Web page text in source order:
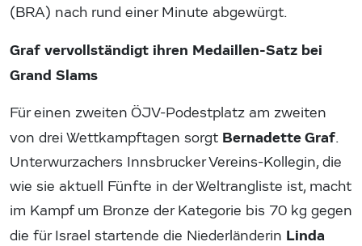
(BRA) nach rund einer Minute abgewürgt.
Graf vervollständigt ihren Medaillen-Satz bei
Grand Slams
Für einen zweiten ÖJV-Podestplatz am zweiten
von drei Wettkampftagen sorgt Bernadette Graf.
Unterwurzachers Innsbrucker Vereins-Kollegin, die
wie sie aktuell Fünfte in der Weltrangliste ist, macht
im Kampf um Bronze der Kategorie bis 70 kg gegen
die für Israel startende die Niederländerin Linda